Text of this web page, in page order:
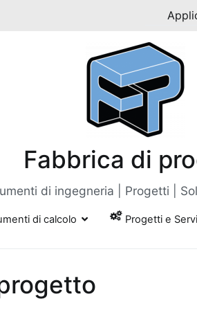
Fabbrica di
di ingegneria | Progetti |
di calcolo Progetti e